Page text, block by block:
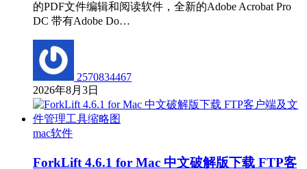
的PDF文件编辑和阅读软件，全新的Adobe Acrobat Pro
DC 带有Adobe Do…
2570834467
2026年8月3日
mac软件
ForkLift 4.6.1 for Mac 中文破解版下载 FTP客